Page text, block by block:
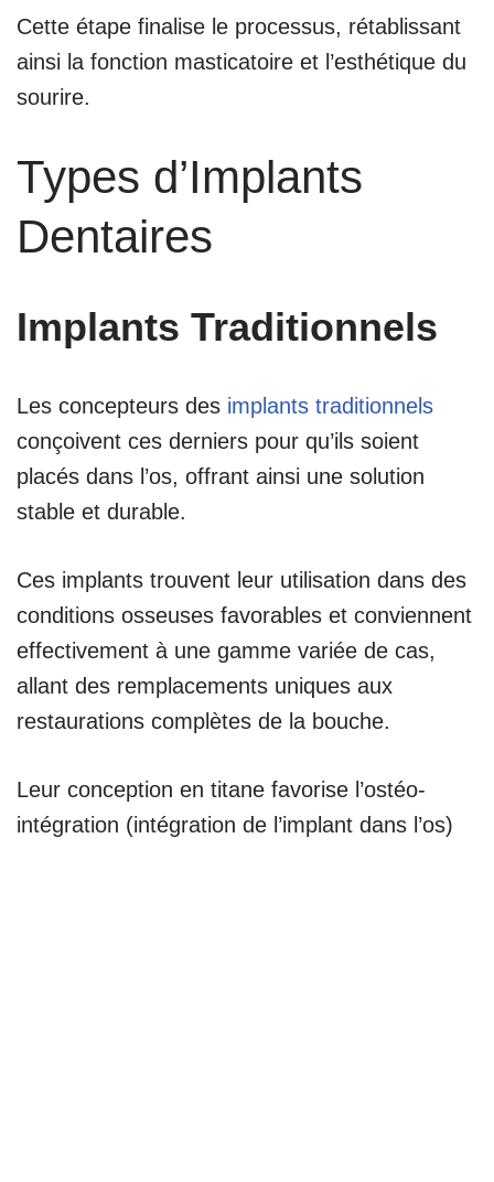
Cette étape finalise le processus, rétablissant
ainsi la fonction masticatoire et l’esthétique du
sourire.
Types d’Implants
Dentaires
Implants Traditionnels
Les concepteurs des implants traditionnels
conçoivent ces derniers pour qu’ils soient
placés dans l’os, offrant ainsi une solution
stable et durable.
Ces implants trouvent leur utilisation dans des
conditions osseuses favorables et conviennent
effectivement à une gamme variée de cas,
allant des remplacements uniques aux
restaurations complètes de la bouche.
Leur conception en titane favorise l’ostéo-
intégration (intégration de l’implant dans l’os)